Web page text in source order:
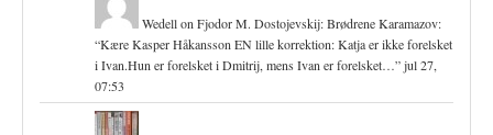
Wedellon Fjodor M. Dostojevskij: Brødrene Karamazov:
“Kære Kasper Håkansson EN lille korrektion: Katja er ikke forelsket
i Ivan.Hun er forelsket i Dmitrij, mens Ivan er forelsket…”jul 27,
07:53